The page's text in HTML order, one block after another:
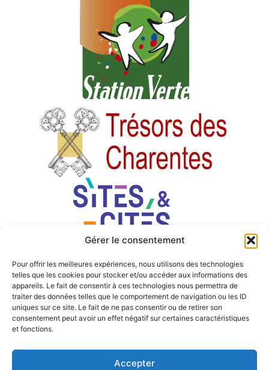
Gérer le consentement
Pour offrir les meilleures expériences, nous utilisons des technologies
telles que les cookies pour stocker et/ou accéder aux informations des
appareils. Le fait de consentir à ces technologies nous permettra de
traiter des données telles que le comportement de navigation ou les ID
uniques sur ce site. Le fait de ne pas consentir ou de retirer son
consentement peut avoir un effet négatif sur certaines caractéristiques
et fonctions.
Accepter